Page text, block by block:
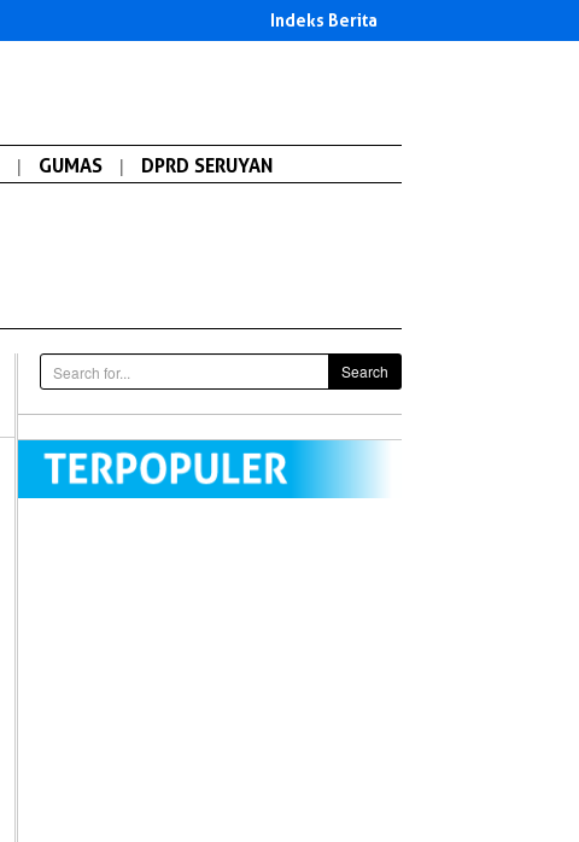
Indeks Berita
| GUMAS | DPRD SERUYAN
Search